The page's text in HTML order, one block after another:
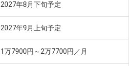
2027年8月下旬予定
2027年9月上旬予定
1万7900円～2万7700円／月